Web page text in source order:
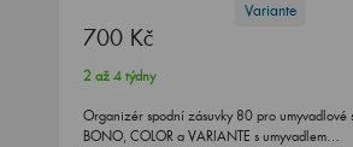
Variante
700 Kč
2 až 4 týdny
Organizér spodní zásuvky 80 pro umyvadlové
BONO, COLOR a VARIANTE s umyvadlem…